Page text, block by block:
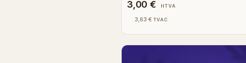
3,00 € HTVA
3,63 € TVAC